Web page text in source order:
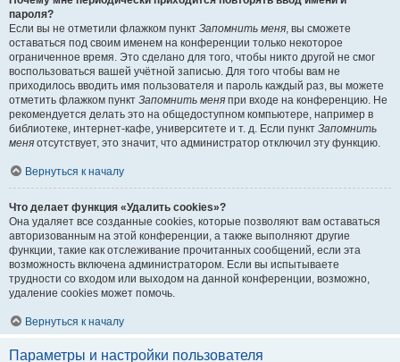
пароля?
Если вы не отметили флажком пункт Запомнить меня, вы сможете
оставаться под своим именем на конференции только некоторое
ограниченное время. Это сделано для того, чтобы никто другой не смог
воспользоваться вашей учётной записью. Для того чтобы вам не
приходилось вводить имя пользователя и пароль каждый раз, вы можете
отметить флажком пункт Запомнить меня при входе на конференцию. Не
рекомендуется делать это на общедоступном компьютере, например в
библиотеке, интернет-кафе, университете и т. д. Если пункт Запомнить
меня отсутствует, это значит, что администратор отключил эту функцию.
Вернуться к началу
Что делает функция «Удалить cookies»?
Она удаляет все созданные cookies, которые позволяют вам оставаться
авторизованным на этой конференции, а также выполняют другие
функции, такие как отслеживание прочитанных сообщений, если эта
возможность включена администратором. Если вы испытываете
трудности со входом или выходом на данной конференции, возможно,
удаление cookies может помочь.
Вернуться к началу
Параметры и настройки пользователя